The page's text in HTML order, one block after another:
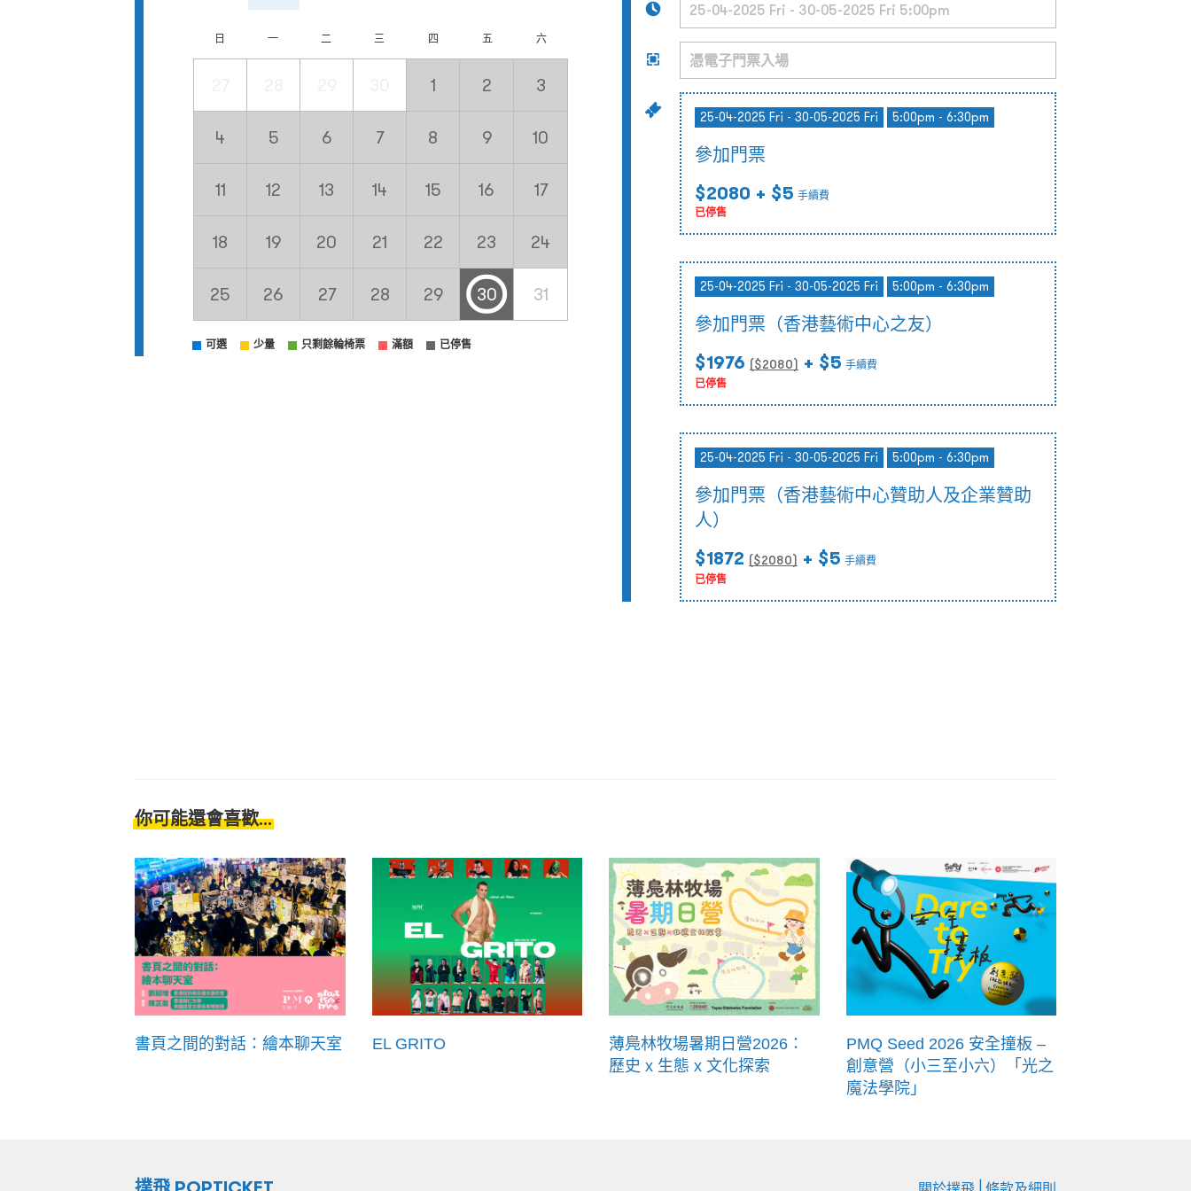
日 一 二 三 四 五 六
1 2 3
4 5 6 7 8 9 10
11 12 13 14 15 16 17
18 19 20 21 22 23 24
25 26 27 28 29 30 31
可選 少量 只剩餘輪椅票 滿額 已停售
25-04-2025 Fri - 30-05-2025 Fri 5:00pm - 6:30pm
參加門票
$2080 + $5 手續費
已停售
25-04-2025 Fri - 30-05-2025 Fri 5:00pm - 6:30pm
參加門票（香港藝術中心之友）
$1976 ($2080) + $5 手續費
已停售
25-04-2025 Fri - 30-05-2025 Fri 5:00pm - 6:30pm
參加門票（香港藝術中心贊助人及企業贊助
人）
$1872 ($2080) + $5 手續費
已停售
你可能還會喜歡...
書頁之間的對話：繪本聊天室 EL GRITO
薄鳧林牧場暑期日營2026：
歷史 x 生態 x 文化探索
PMQ Seed 2026 安全撞板 –
創意營（小三至小六）「光之
魔法學院」